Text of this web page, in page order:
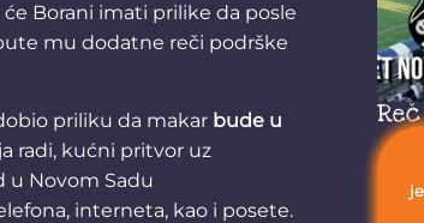
Borani imati prilike da posle
mu dodatne reči podrške
priliku da makar bude u
radi, kućni pritvor uz
u Novom Sadu
interneta, kao i posete.